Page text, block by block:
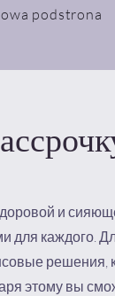
podstrona
и
для каждого.
решения,
этому вы